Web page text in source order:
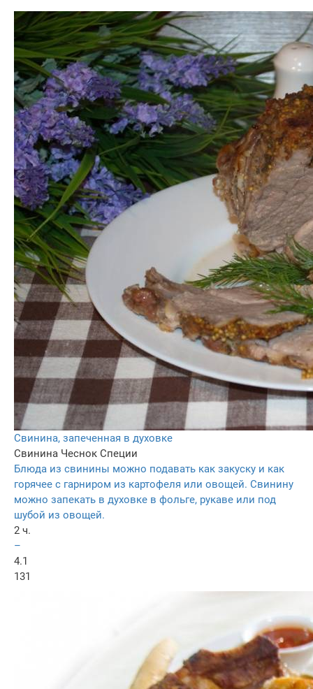
Свинина, запеченная в духовке
Свинина Чеснок Специи
Блюда из свинины можно подавать как закуску и как
горячее с гарниром из картофеля или овощей. Свинину
можно запекать в духовке в фольге, рукаве или под
шубой из овощей.
2 ч.
–
4.1
131